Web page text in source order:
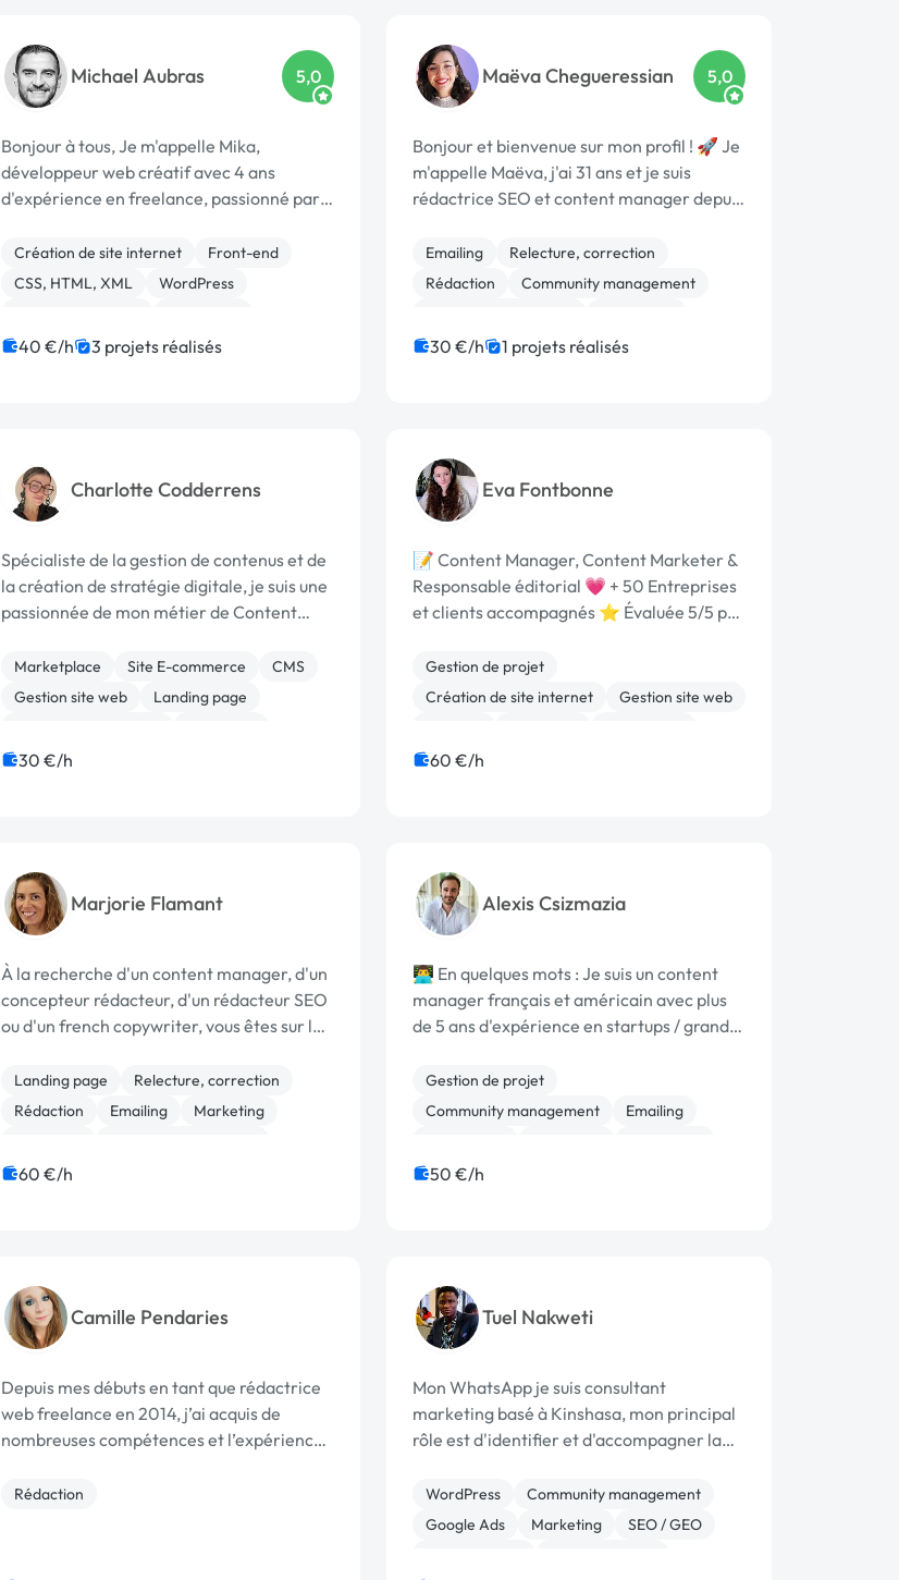
Michael Aubras 5,0
Bonjour à tous, Je m'appelle Mika,
développeur web créatif avec 4 ans
d'expérience en freelance, passionné par
chance de faire partie d'un collectif de
freelances talentueux, comprenant une
Création de site internet
Front-end
CSS, HTML, XML
WordPress
Site E-commerce
Integration HTML
40 €/h 3 projets réalisés
Maëva Chegueressian 5,0
Bonjour et bienvenue sur mon profil ! 🚀 Je
m'appelle Maëva, j'ai 31 ans et je suis
rédactrice SEO et content manager depuis
de webmarketing pendant 7 ans, je me suis
mise à mon compte afin d'apporter m...
Emailing
Relecture, correction
Rédaction
Community management
30 €/h 1 projets réalisés
Charlotte Codderrens
Spécialiste de la gestion de contenus et de
la création de stratégie digitale, je suis une
passionnée de mon métier de Content
fonction de vos besoins 👇 📣 Social Media
Management Audit de vos réseaux...
Marketplace Site E-commerce
CMS
Gestion site web
Landing page
WordPress
30 €/h
Eva Fontbonne
📝 Content Manager, Content Marketer &
Responsable éditorial 💗 + 50 Entreprises
et clients accompagnés ⭐ Évaluée 5/5 par
APPEL À MOI ? Content Manager et
Responsable éditorial depuis 5 ans, j'ai
Gestion de projet
Création de site internet
Gestion site web
WordPress
60 €/h
Marjorie Flamant
À la recherche d'un content manager, d'un
concepteur rédacteur, d'un rédacteur SEO
ou d'un french copywriter, vous êtes sur le
réfléchis à votre stratégie de contenus, je
définis vos roadmaps, je d...
Landing page
Relecture, correction
Rédaction
Emailing
Marketing
SEO / GEO
60 €/h
Alexis Csizmazia
👨‍💻 En quelques mots : Je suis un content
manager français et américain avec plus
de 5 ans d'expérience en startups / grands
(San Francisco, Berlin, Paris, Barcelone).
J'aide des marques innovantes et ayan...
Gestion de projet
Community management
Emailing
Web Analytics
50 €/h
Camille Pendaries
Depuis mes débuts en tant que rédactrice
web freelance en 2014, j’ai acquis de
nombreuses compétences et l’expérience
services, en tant que content manager
Rédaction
Tuel Nakweti
Mon WhatsApp je suis consultant
marketing basé à Kinshasa, mon principal
rôle est d'identifier et d'accompagner la
entreprises et structure : Gestion et
création site web, mise en place de
WordPress
Community management
Google Ads
Marketing
SEO / GEO